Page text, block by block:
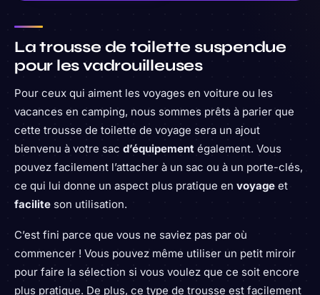
La trousse de toilette suspendue
pour les vadrouilleuses
Pour ceux qui aiment les voyages en voiture ou les
vacances en camping, nous sommes prêts à parier que
cette trousse de toilette de voyage sera un ajout
bienvenu à votre sac d’équipement également. Vous
pouvez facilement l’attacher à un sac ou à un porte-clés,
ce qui lui donne un aspect plus pratique en voyage et
facilite son utilisation.
C’est fini parce que vous ne saviez pas par où
commencer ! Vous pouvez même utiliser un petit miroir
pour faire la sélection si vous voulez que ce soit encore
plus pratique. De plus, ce type de trousse est facilement